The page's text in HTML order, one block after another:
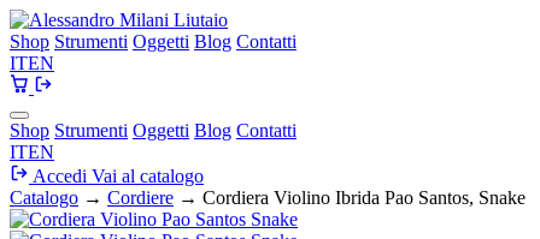
Shop Strumenti Oggetti Blog Contatti
ITEN
Shop Strumenti Oggetti Blog Contatti
ITEN
Accedi Vai al catalogo
Catalogo → Cordiere → Cordiera Violino Ibrida Pao Santos, Snake